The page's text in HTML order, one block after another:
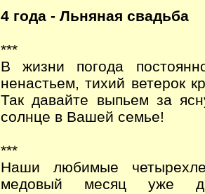
4 года - Льняная свадьба
***
В жизни погода
ненастьем, тихий ветерок
Так давайте выпьем за
солнце в Вашей семье!
***
Наши любимые
медовый месяц уже